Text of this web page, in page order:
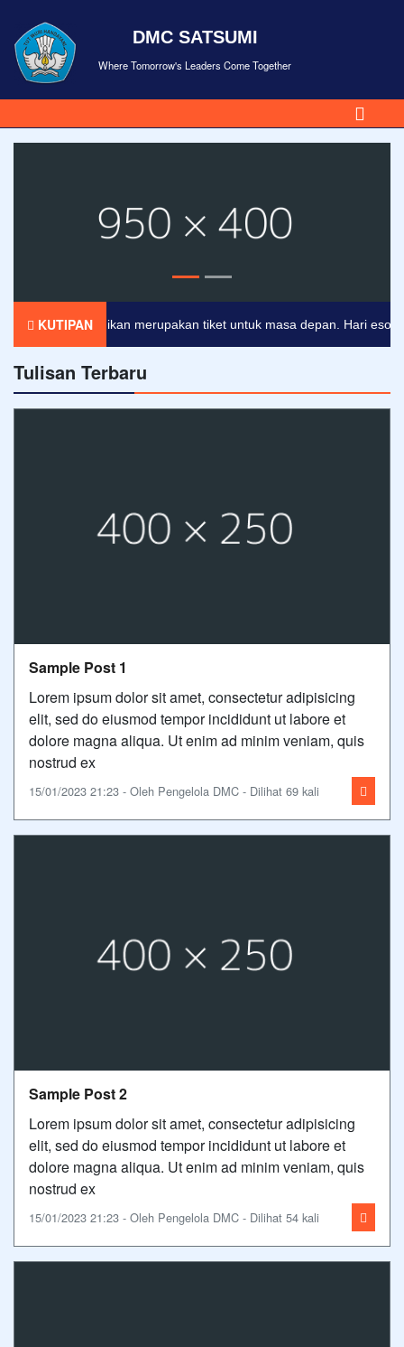
DMC SATSUMI
Where Tomorrow's Leaders Come Together
KUTIPAN
Pendidikan merupakan tiket untuk masa depan. Hari esok
Tulisan Terbaru
Sample Post 1
Lorem ipsum dolor sit amet, consectetur adipisicing
elit, sed do eiusmod tempor incididunt ut labore et
dolore magna aliqua. Ut enim ad minim veniam, quis
nostrud ex
15/01/2023 21:23 - Oleh Pengelola DMC - Dilihat 69 kali
Sample Post 2
Lorem ipsum dolor sit amet, consectetur adipisicing
elit, sed do eiusmod tempor incididunt ut labore et
dolore magna aliqua. Ut enim ad minim veniam, quis
nostrud ex
15/01/2023 21:23 - Oleh Pengelola DMC - Dilihat 54 kali